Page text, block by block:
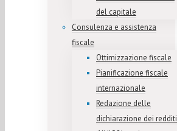
del capitale
Consulenza e assistenza
fiscale
Ottimizzazione fiscale
Pianificazione fiscale
internazionale
Redazione delle
dichiarazione dei redditi